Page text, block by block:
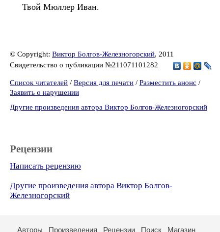
Твой Мюллер Иван.
© Copyright: Виктор Болгов-Железногорский, 2011
Свидетельство о публикации №211071101282
Список читателей / Версия для печати / Разместить анонс /
Заявить о нарушении
Другие произведения автора Виктор Болгов-Железногорский
Рецензии
Написать рецензию
Другие произведения автора Виктор Болгов-
Железногорский
Авторы Произведения Рецензии Поиск Магазин